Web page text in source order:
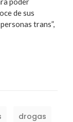
de sus
trans”,
drogas